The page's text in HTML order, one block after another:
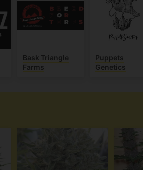
Bask Triangle
Farms
Puppets
Genetics